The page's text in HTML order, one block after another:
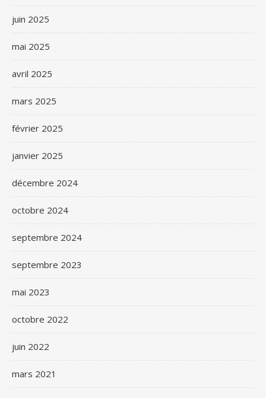
juin 2025
mai 2025
avril 2025
mars 2025
février 2025
janvier 2025
décembre 2024
octobre 2024
septembre 2024
septembre 2023
mai 2023
octobre 2022
juin 2022
mars 2021